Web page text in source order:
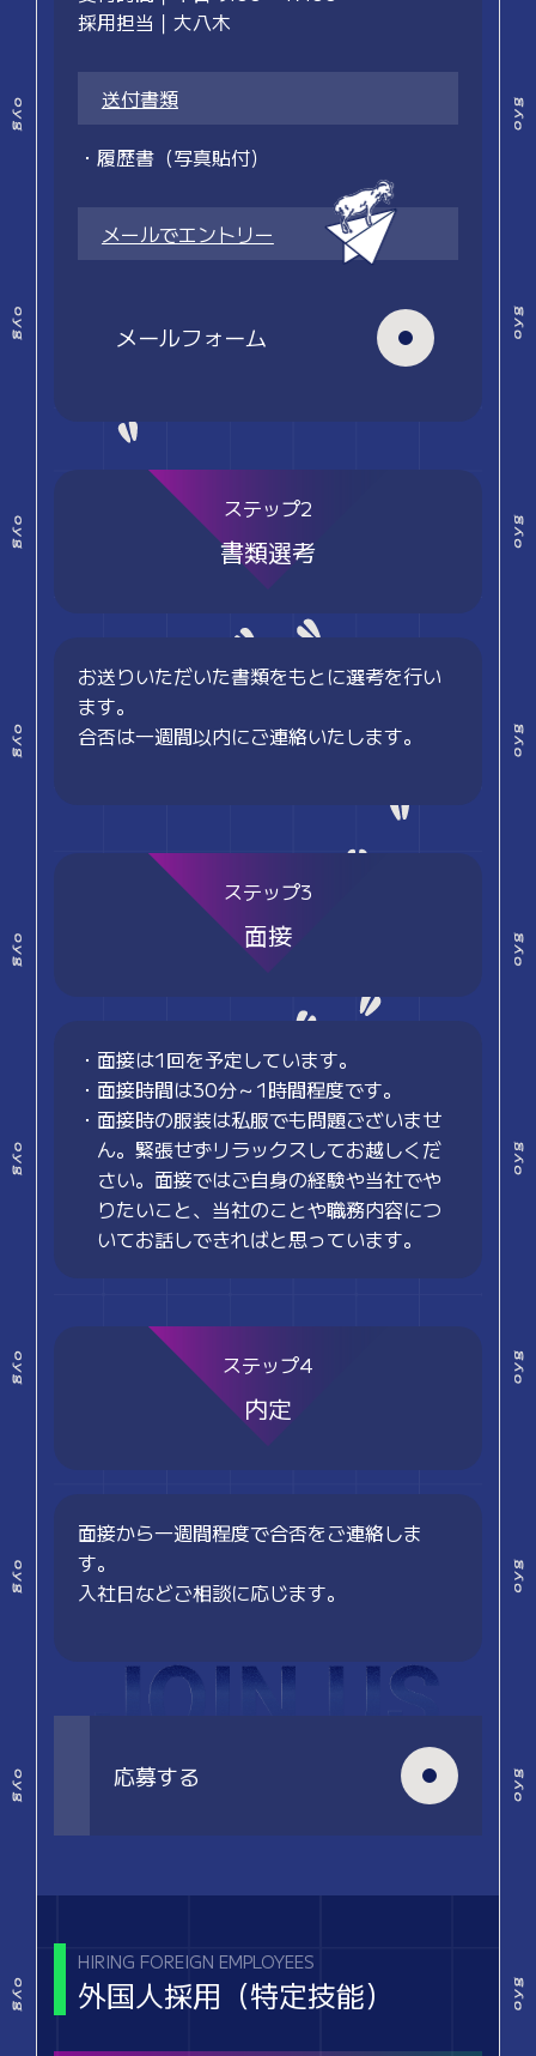
採用担当｜大八木
送付書類
・履歴書（写真貼付）
メールでエントリー
メールフォーム
ステップ2
書類選考
お送りいただいた書類をもとに選考を行い
ます。
合否は一週間以内にご連絡いたします。
ステップ3
面接
・面接は1回を予定しています。
・面接時間は30分～1時間程度です。
・面接時の服装は私服でも問題ございませ
ん。緊張せずリラックスしてお越しくだ
さい。面接ではご自身の経験や当社でや
りたいこと、当社のことや職務内容につ
いてお話しできればと思っています。
ステップ4
内定
面接から一週間程度で合否をご連絡しま
す。
入社日などご相談に応じます。
応募する
HIRING FOREIGN EMPLOYEES
外国人採用（特定技能）